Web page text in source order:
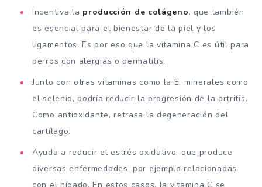
Incentiva la producción de colágeno, que también
es esencial para el bienestar de la piel y los
ligamentos. Es por eso que la vitamina C es útil para
perros con alergias o dermatitis.
Junto con otras vitaminas como la E, minerales como
el selenio, podría reducir la progresión de la artritis.
Como antioxidante, retrasa la degeneración del
cartílago.
Ayuda a reducir el estrés oxidativo, que produce
diversas enfermedades, por ejemplo relacionadas